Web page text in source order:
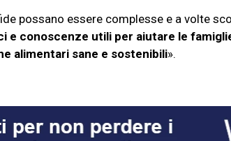
possano essere complesse e a volte
e conoscenze utili per aiutare le
alimentari sane e sostenibili».